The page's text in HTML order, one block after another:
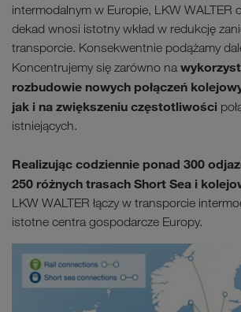
intermodalnym w Europie, LKW WALTER
dekad wnosi istotny wkład w redukcję
transporcie. Konsekwentnie podążamy
Koncentrujemy się zarówno na
rozbudowie nowych połączeń
jak i na zwiększeniu częstotliwości
istniejących.
Realizując codziennie ponad 300
250 różnych trasach Short Sea i
LKW WALTER łączy w transporcie
istotne centra gospodarcze Europy.